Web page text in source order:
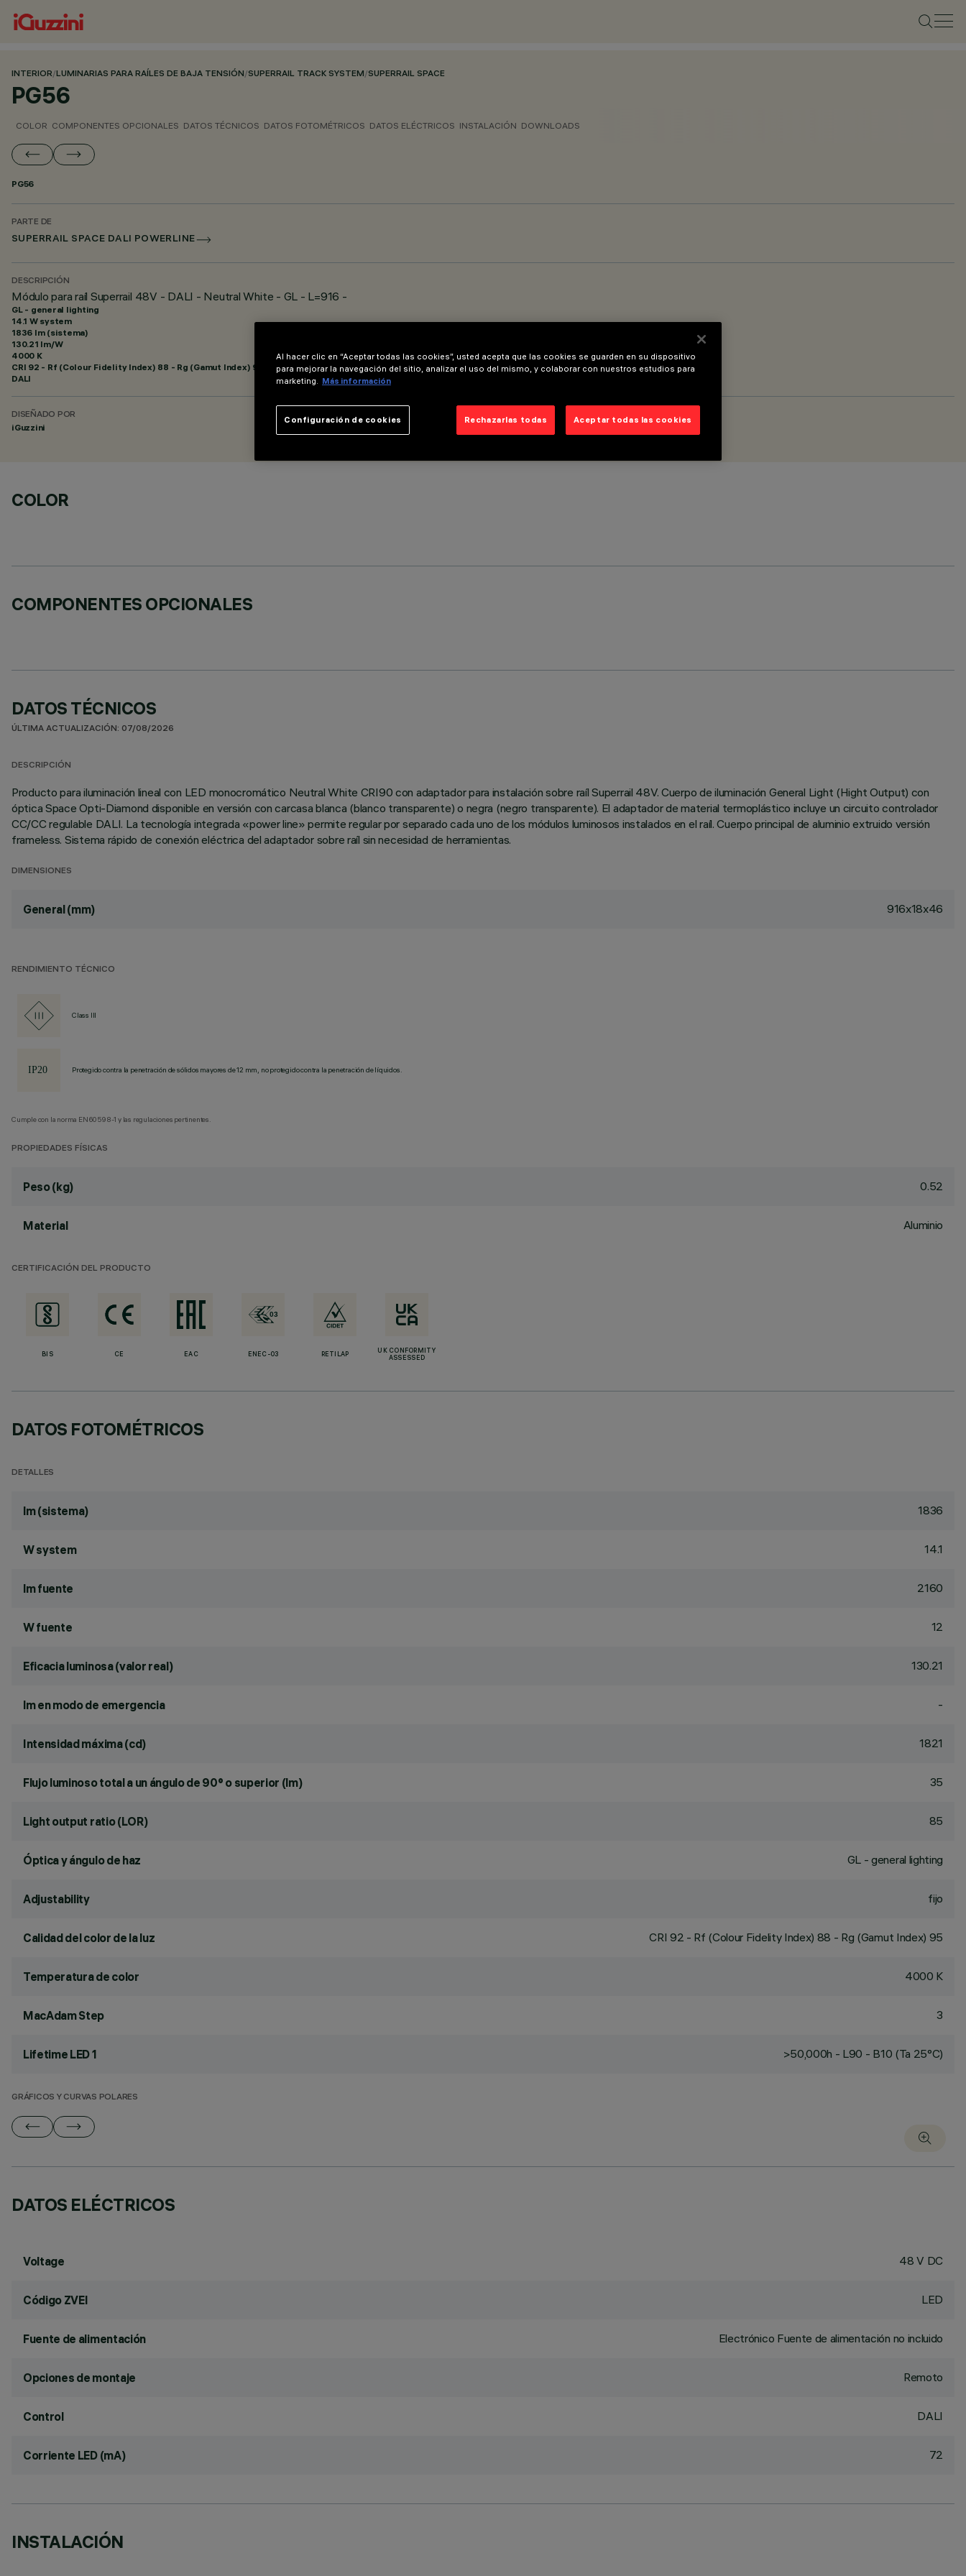
INTERIOR/LUMINARIAS PARA RAÍLES DE BAJA TENSIÓN/SUPERRAIL TRACK SYSTEM/SUPERRAIL SPACE
PG56
COLOR COMPONENTES OPCIONALES DATOS TÉCNICOS DATOS FOTOMÉTRICOS DATOS ELÉCTRICOS INSTALACIÓN DOWNLOADS
PG56
PARTE DE
SUPERRAIL SPACE DALI POWERLINE
DESCRIPCIÓN
Módulo para raíl Superrail 48V - DALI - Neutral White - GL - L=916 -
GL - general lighting
14.1 W system
1836 lm (sistema)
130.21 lm/W
4000 K
CRI 92 - Rf (Colour Fidelity Index) 88 - Rg (Gamut Index) 95
DALI
DISEÑADO POR
iGuzzini
COLOR
COMPONENTES OPCIONALES
DATOS TÉCNICOS
ÚLTIMA ACTUALIZACIÓN: 07/08/2026
DESCRIPCIÓN
Producto para iluminación lineal con LED monocromático Neutral White CRI90 con adaptador para instalación sobre raíl Superrail 48V. Cuerpo de iluminación General Light (Hight Output) con
óptica Space Opti-Diamond disponible en versión con carcasa blanca (blanco transparente) o negra (negro transparente). El adaptador de material termoplástico incluye un circuito controlador
CC/CC regulable DALI. La tecnología integrada «power line» permite regular por separado cada uno de los módulos luminosos instalados en el raíl. Cuerpo principal de aluminio extruido versión
frameless. Sistema rápido de conexión eléctrica del adaptador sobre raíl sin necesidad de herramientas.
DIMENSIONES
General (mm) 916x18x46
RENDIMIENTO TÉCNICO
Class III
Protegido contra la penetración de sólidos mayores de 12 mm, no protegido contra la penetración de líquidos.
Cumple con la norma EN60598-1 y las regulaciones pertinentes.
PROPIEDADES FÍSICAS
Peso (kg) 0.52
Material Aluminio
CERTIFICACIÓN DEL PRODUCTO
BIS CE EAC ENEC-03 RETILAP
UK CONFORMITY
ASSESSED
DATOS FOTOMÉTRICOS
DETALLES
lm (sistema) 1836
W system 14.1
lm fuente 2160
W fuente 12
Eficacia luminosa (valor real) 130.21
lm en modo de emergencia -
Intensidad máxima (cd) 1821
Flujo luminoso total a un ángulo de 90° o superior (lm) 35
Light output ratio (LOR) 85
Óptica y ángulo de haz GL - general lighting
Adjustability fijo
Calidad del color de la luz CRI 92 - Rf (Colour Fidelity Index) 88 - Rg (Gamut Index) 95
Temperatura de color 4000 K
MacAdam Step 3
Lifetime LED 1 >50,000h - L90 - B10 (Ta 25°C)
GRÁFICOS Y CURVAS POLARES
DATOS ELÉCTRICOS
Voltage 48 V DC
Código ZVEI LED
Fuente de alimentación Electrónico Fuente de alimentación no incluido
Opciones de montaje Remoto
Control DALI
Corriente LED (mA) 72
INSTALACIÓN
Al hacer clic en “Aceptar todas las cookies”, usted acepta que las cookies se guarden en su dispositivo
para mejorar la navegación del sitio, analizar el uso del mismo, y colaborar con nuestros estudios para
marketing. Más información
Rechazarlas todas Aceptar todas las cookies
Configuración de cookies